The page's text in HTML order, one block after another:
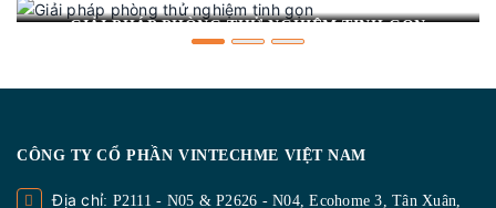
GIẢI PHÁP PHÒNG THỬ NGHIỆM TINH GỌN
CÔNG TY CỔ PHẦN VINTECHME VIỆT NAM
Địa chỉ: P2111 - N05 & P2626 - N04, Ecohome 3, Tân Xuân,